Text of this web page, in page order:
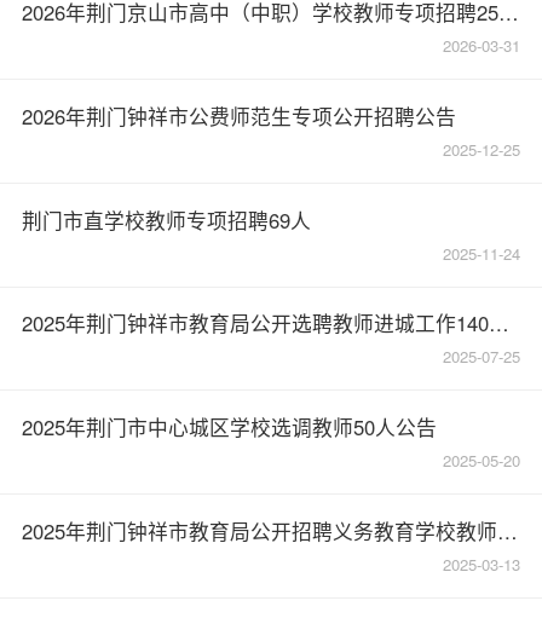
2026年荆门京山市高中（中职）学校教师专项招聘25人公告
2026-03-31
2026年荆门钟祥市公费师范生专项公开招聘公告
2025-12-25
荆门市直学校教师专项招聘69人
2025-11-24
2025年荆门钟祥市教育局公开选聘教师进城工作140人公告
2025-07-25
2025年荆门市中心城区学校选调教师50人公告
2025-05-20
2025年荆门钟祥市教育局公开招聘义务教育学校教师和幼儿园教师74人
2025-03-13